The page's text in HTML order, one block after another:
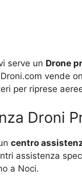
serve un Drone
vende
per riprese
Droni
centro
assistenza
a Noci.